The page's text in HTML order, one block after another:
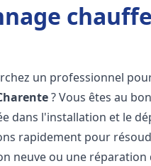
un professionnel
? Vous êtes au
dans l'installation et le
rapidement pour
neuve ou une